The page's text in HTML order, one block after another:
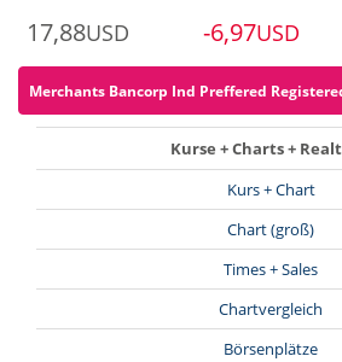
17,88USD -6,97USD
Merchants Bancorp Ind Preffered
Kurse + Charts +
Kurs + Chart
Chart (groß)
Times + Sales
Chartvergleich
Börsenplätze